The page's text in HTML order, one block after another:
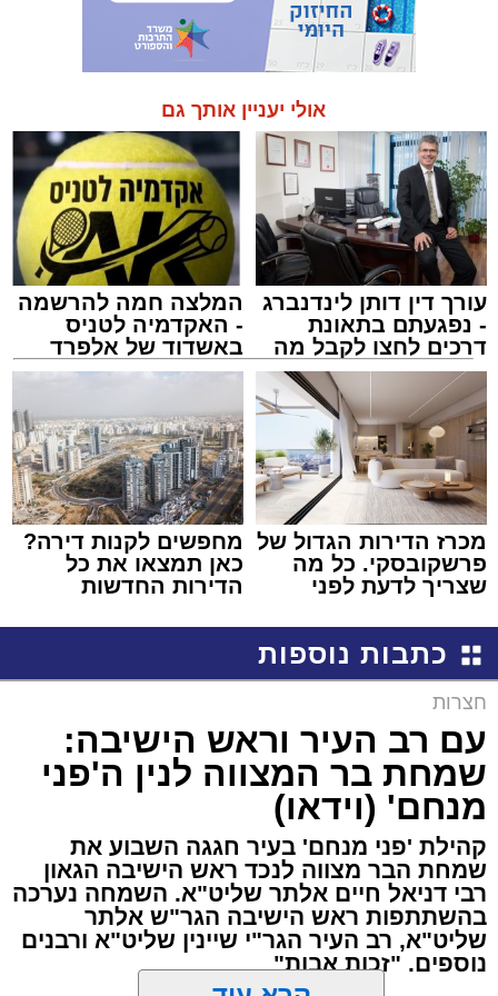
אולי יעניין אותך גם
עורך דין דותן לינדנברג
- נפגעתם בתאונת
דרכים לחצו לקבל מה
שמגיע לכם
המלצה חמה להרשמה
- האקדמיה לטניס
באשדוד של אלפרד
קריאולנסקי - לילדים
מכרז הדירות הגדול של
פרשקובסקי. כל מה
שצריך לדעת לפני
באשדוד
מחפשים לקנות דירה?
כאן תמצאו את כל
הדירות החדשות
כתבות נוספות
חצרות
עם רב העיר וראש הישיבה:
שמחת בר המצווה לנין ה'פני
מנחם' (וידאו)
קהילת 'פני מנחם' בעיר חגגה השבוע את
שמחת הבר מצווה לנכד ראש הישיבה הגאון
רבי דניאל חיים אלתר שליט"א. השמחה נערכה
בהשתתפות ראש הישיבה הגר"ש אלתר
שליט"א, רב העיר הגר"י שיינין שליט"א ורבנים
נוספים. "זכות אבות"